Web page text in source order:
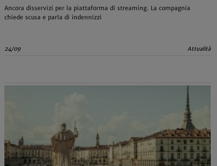
Ancora disservizi per la piattaforma di streaming. La compagnia
chiede scusa e parla di indennizzi
24/09 Attualità